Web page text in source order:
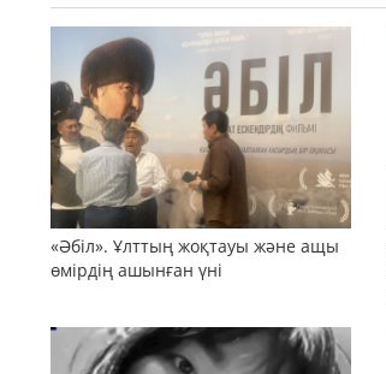
«Әбіл». Ұлттың жоқтауы және ащы
өмірдің ашынған үні